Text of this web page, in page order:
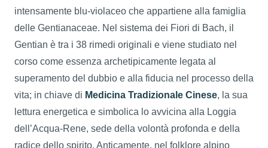
intensamente blu-violaceo che appartiene alla famiglia
delle Gentianaceae. Nel sistema dei Fiori di Bach, il
Gentian è tra i 38 rimedi originali e viene studiato nel
corso come essenza archetipicamente legata al
superamento del dubbio e alla fiducia nel processo della
vita; in chiave di Medicina Tradizionale Cinese, la sua
lettura energetica e simbolica lo avvicina alla Loggia
dell’Acqua-Rene, sede della volontà profonda e della
radice dello spirito. Anticamente, nel folklore alpino